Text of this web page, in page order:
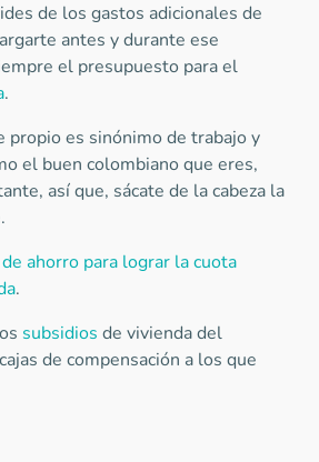
de los gastos adicionales de
antes y durante ese
el presupuesto para el
.
propio es sinónimo de trabajo y
el buen colombiano que eres,
así que, sácate de la cabeza la
ahorro para lograr la cuota
.
subsidios de vivienda del
de compensación a los que